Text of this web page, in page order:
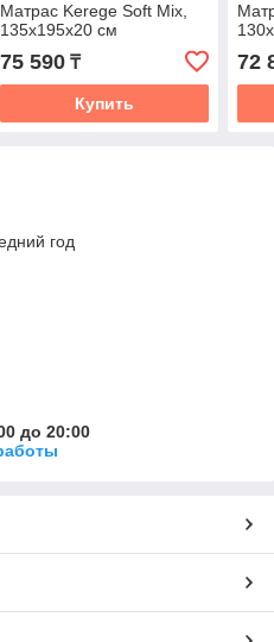
Матрас Kerege Soft Mix,
135x195x20 см
75 590₸
Купить
72
год
до 20:00